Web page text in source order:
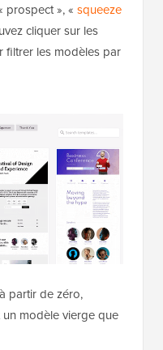
prospect », « squeeze
cliquer sur les
filtrer les modèles par
partir de zéro,
modèle vierge que